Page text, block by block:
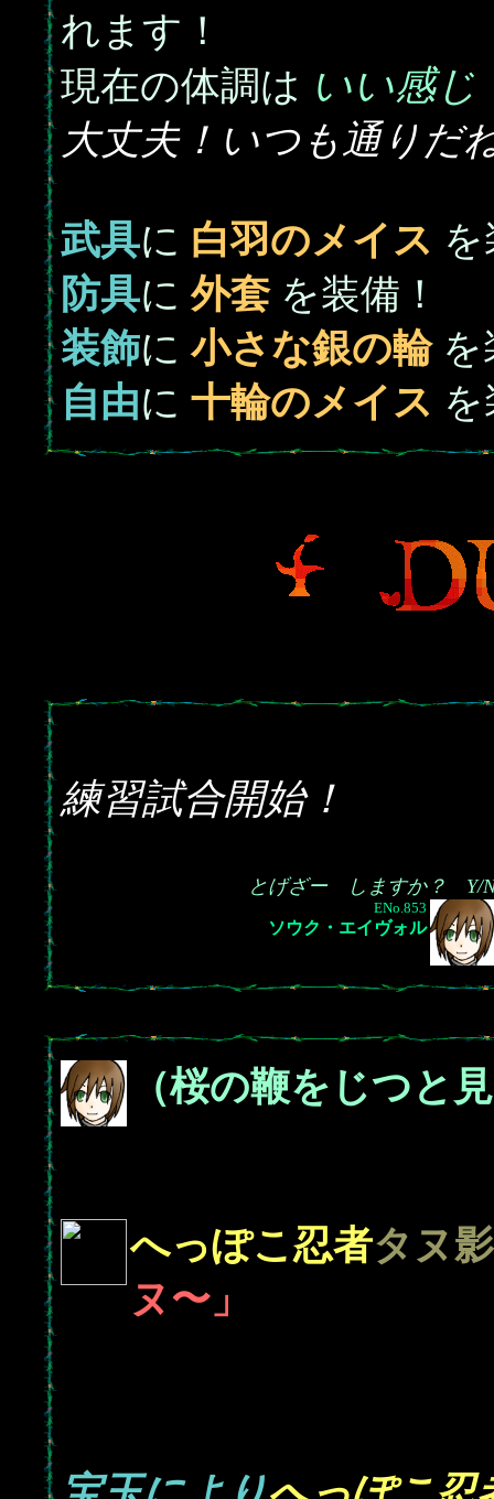
れます！
現在の体調は いい感じ
大丈夫！いつも通りだ
武具に 白羽のメイス
防具に外套を装備！
装飾に小さな銀の輪を
自由に 十輪のメイス
練習試合開始！
とげざー しますか？ Y/
ENo.853
ソウク・エイヴォル
（桜の鞭をじつと
へっぽこ忍者タヌ影
ヌ〜」